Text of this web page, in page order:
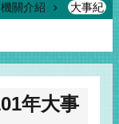
機關介紹 大事紀
年大事